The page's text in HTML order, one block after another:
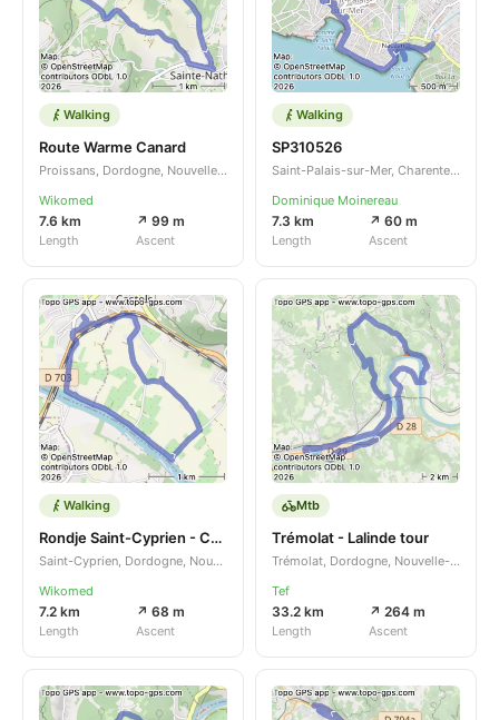
Walking
Route Warme Canard
Proissans, Dordogne, Nouvelle-Aquitaine, FR
Wikomed
7.6 km
Length
↗ 99 m
Ascent
Walking
SP310526
Saint-Palais-sur-Mer, Charente-Maritime, Nouvelle-Aquitaine, FR
Dominique Moinereau
7.3 km
Length
↗ 60 m
Ascent
Walking
Rondje Saint-Cyprien - Castels et Bézenac
Saint-Cyprien, Dordogne, Nouvelle-Aquitaine, FR
Wikomed
7.2 km
Length
↗ 68 m
Ascent
Mtb
Trémolat - Lalinde tour
Trémolat, Dordogne, Nouvelle-Aquitaine, FR
Tef
33.2 km
Length
↗ 264 m
Ascent